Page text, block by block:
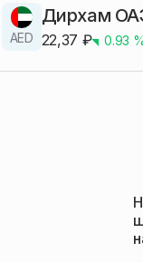
AED
Дирхам
22,37 ₽ 0.93 %